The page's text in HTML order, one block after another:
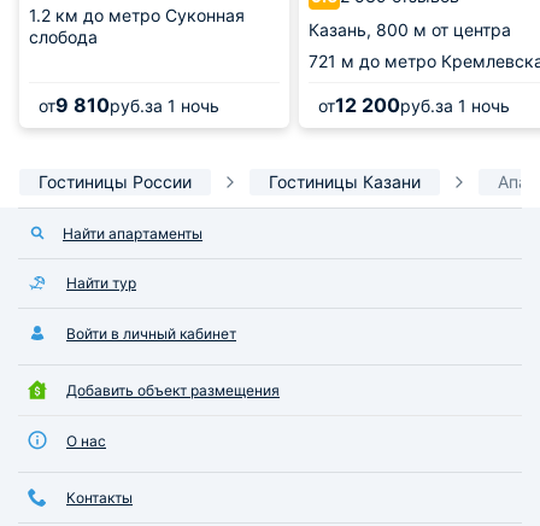
1.2 км до метро Суконная
слобода
от9 810руб.за 1 ночь
Казань, 800 м от центра
721 м до метро
от12 200руб.за 1 ночь
Гостиницы России Гостиницы Казани
Найти апартаменты
Найти тур
Войти в личный кабинет
Добавить объект размещения
О нас
Контакты